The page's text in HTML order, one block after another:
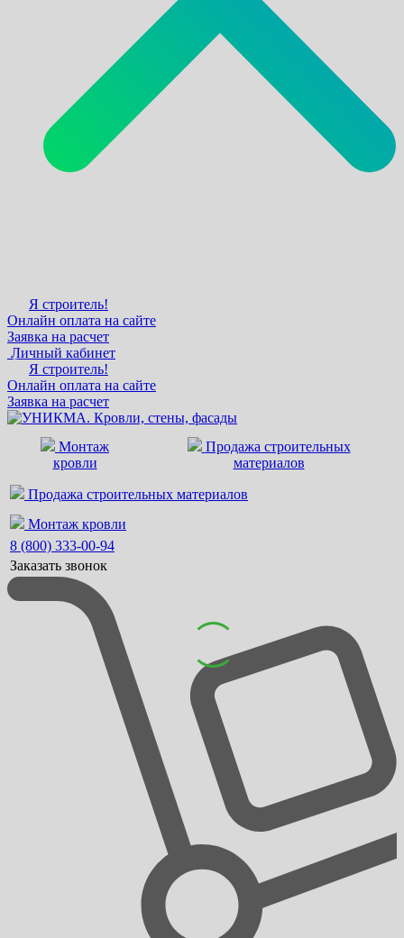
Я строитель!
Онлайн оплата на сайте
Заявка на расчет
Личный кабинет
Я строитель!
Онлайн оплата на сайте
Заявка на расчет
Монтаж
кровли
Продажа строительных
материалов
Продажа строительных материалов
Монтаж кровли
8 (800) 333-00-94
Заказать звонок